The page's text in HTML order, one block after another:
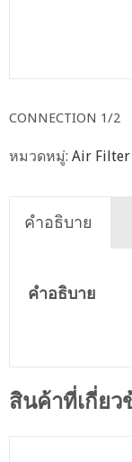
CONNECTION 1/2
หมวดหมู่: Air Filter
คำอธิบาย
คำอธิบาย
สินค้าที่เกี่ยว